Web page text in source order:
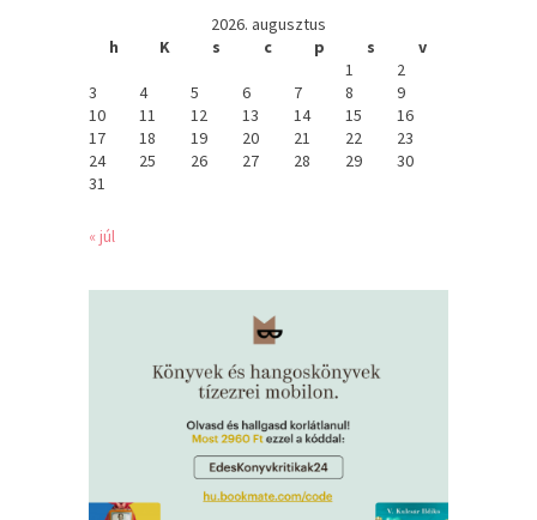
2026. augusztus
h
K s c p s
v
1
2
3
4 5 6 7 8
9
10
11 12 13 14 15
16
17
18 19 20 21 22
23
24
25 26 27 28 29
30
31
« júl